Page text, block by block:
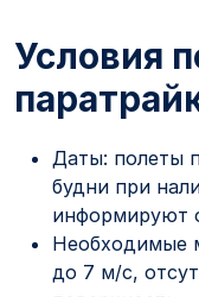
Условия
Даты: полеты
будни при
информируют
Необходимые
до 7 м/с,